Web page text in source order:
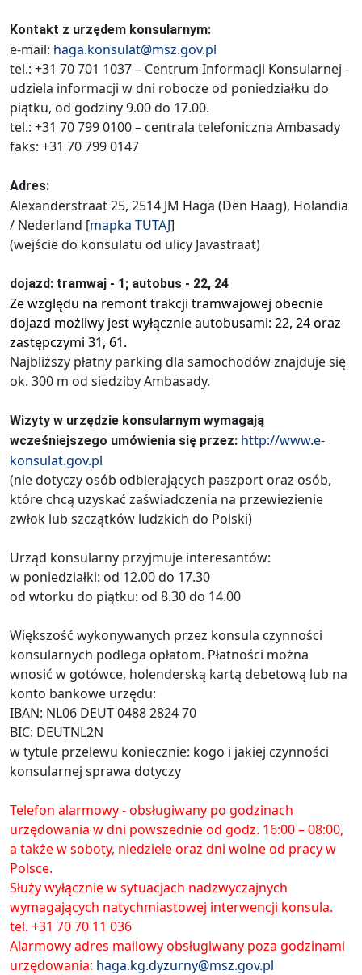
Kontakt z urzędem konsularnym:
e-mail: haga.konsulat@msz.gov.pl
tel.: +31 70 701 1037 – Centrum Informacji Konsularnej -
udziela informacji w dni robocze od poniedziałku do
piątku, od godziny 9.00 do 17.00.
tel.: +31 70 799 0100 – centrala telefoniczna Ambasady
faks: +31 70 799 0147
Adres:
Alexanderstraat 25, 2514 JM Haga (Den Haag), Holandia
/ Nederland [mapka TUTAJ]
(wejście do konsulatu od ulicy Javastraat)
dojazd: tramwaj - 1; autobus - 22, 24
Ze względu na remont trakcji tramwajowej obecnie
dojazd możliwy jest wyłącznie autobusami: 22, 24 oraz
zastępczymi 31, 61.
Najbliższy płatny parking dla samochodów znajduje się
ok. 300 m od siedziby Ambasady.
Wizyty w urzędzie konsularnym wymagają
wcześniejszego umówienia się przez: http://www.e-
konsulat.gov.pl
(nie dotyczy osób odbierających paszport oraz osób,
które chcą uzyskać zaświadczenia na przewiezienie
zwłok lub szczątków ludzkich do Polski)
Urząd konsularny przyjmuje interesantów:
w poniedziałki: od 12.00 do 17.30
od wtorku do piątku: od 8.30 do 14.00
Większość wykonywanych przez konsula czynności
konsularnych podlega opłatom. Płatności można
wnosić w gotówce, holenderską kartą debetową lub na
konto bankowe urzędu:
IBAN: NL06 DEUT 0488 2824 70
BIC: DEUTNL2N
w tytule przelewu koniecznie: kogo i jakiej czynności
konsularnej sprawa dotyczy
Telefon alarmowy - obsługiwany po godzinach
urzędowania w dni powszednie od godz. 16:00 – 08:00,
a także w soboty, niedziele oraz dni wolne od pracy w
Polsce.
Służy wyłącznie w sytuacjach nadzwyczajnych
wymagających natychmiastowej interwencji konsula.
tel. +31 70 70 11 036
Alarmowy adres mailowy obsługiwany poza godzinami
urzędowania: haga.kg.dyzurny@msz.gov.pl